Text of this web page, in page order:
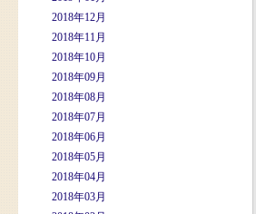
2018年12月
2018年11月
2018年10月
2018年09月
2018年08月
2018年07月
2018年06月
2018年05月
2018年04月
2018年03月